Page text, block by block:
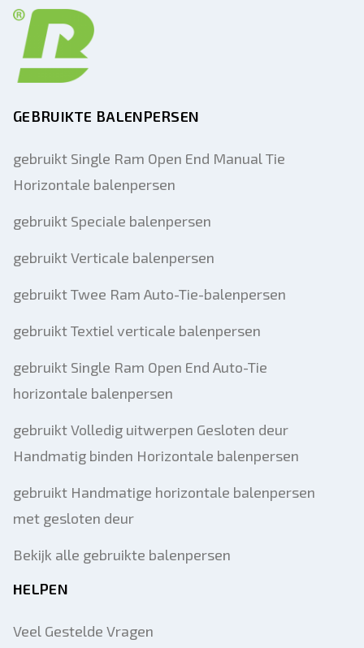
GEBRUIKTE BALENPERSEN
gebruikt Single Ram Open End Manual Tie
Horizontale balenpersen
gebruikt Speciale balenpersen
gebruikt Verticale balenpersen
gebruikt Twee Ram Auto-Tie-balenpersen
gebruikt Textiel verticale balenpersen
gebruikt Single Ram Open End Auto-Tie
horizontale balenpersen
gebruikt Volledig uitwerpen Gesloten deur
Handmatig binden Horizontale balenpersen
gebruikt Handmatige horizontale balenpersen
met gesloten deur
Bekijk alle gebruikte balenpersen
HELPEN
Veel Gestelde Vragen